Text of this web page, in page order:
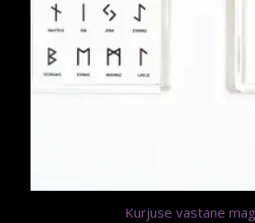
Kurjuse vastane